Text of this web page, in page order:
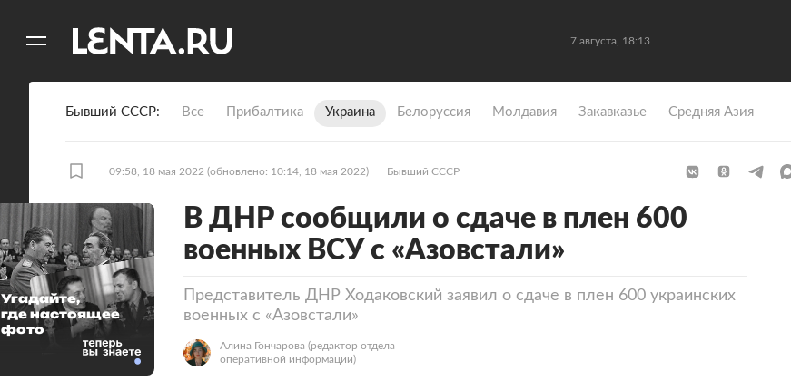
7 августа, 18:13
Бывший СССР Все Прибалтика Украина Белоруссия Молдавия Закавказье Средняя Азия
09:58, 18 мая 2022 (обновлено: 10:14, 18 мая 2022) Бывший СССР
В ДНР сообщили о сдаче в плен 600
военных ВСУ с «Азовстали»
Представитель ДНР Ходаковский заявил о сдаче в плен 600 украинских
военных с «Азовстали»
Алина Гончарова (редактор отдела
оперативной информации)
Угадайте,
где настоящее
фото